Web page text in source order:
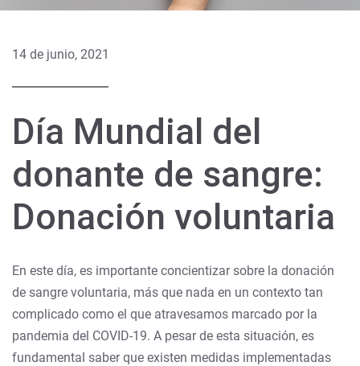
14 de junio, 2021
Día Mundial del
donante de sangre:
Donación voluntaria
En este día, es importante concientizar sobre la donación
de sangre voluntaria, más que nada en un contexto tan
complicado como el que atravesamos marcado por la
pandemia del COVID-19. A pesar de esta situación, es
fundamental saber que existen medidas implementadas